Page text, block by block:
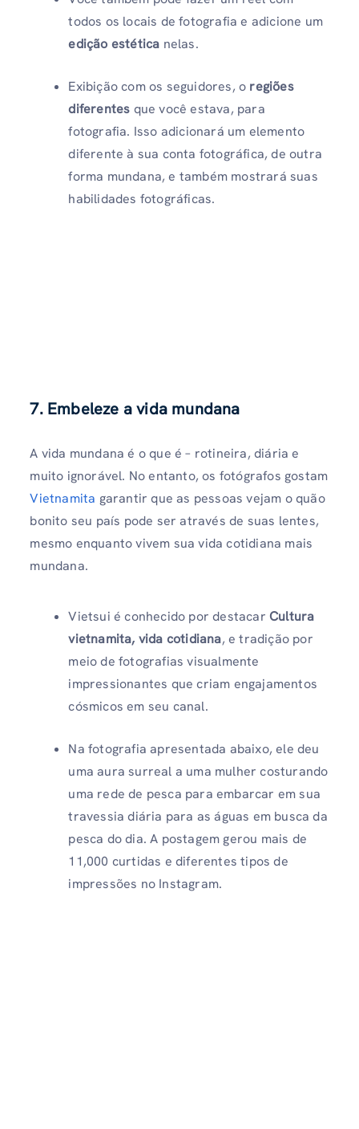
todos os locais de fotografia e adicione um
edição estética nelas.
Exibição com os seguidores, o regiões
diferentes que você estava, para
fotografia. Isso adicionará um elemento
diferente à sua conta fotográfica, de outra
forma mundana, e também mostrará suas
habilidades fotográficas.
7. Embeleze a vida mundana
A vida mundana é o que é – rotineira, diária e
muito ignorável. No entanto, os fotógrafos gostam
Vietnamita garantir que as pessoas vejam o quão
bonito seu país pode ser através de suas lentes,
mesmo enquanto vivem sua vida cotidiana mais
mundana.
Vietsui é conhecido por destacar Cultura
vietnamita, vida cotidiana, e tradição por
meio de fotografias visualmente
impressionantes que criam engajamentos
cósmicos em seu canal.
Na fotografia apresentada abaixo, ele deu
uma aura surreal a uma mulher costurando
uma rede de pesca para embarcar em sua
travessia diária para as águas em busca da
pesca do dia. A postagem gerou mais de
11,000 curtidas e diferentes tipos de
impressões no Instagram.